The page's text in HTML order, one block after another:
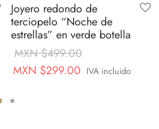
Joyero redondo de
terciopelo “Noche de
estrellas” en verde botella
MXN $499.00
Original
was:
MXN $299.00 Current
IVA incluido